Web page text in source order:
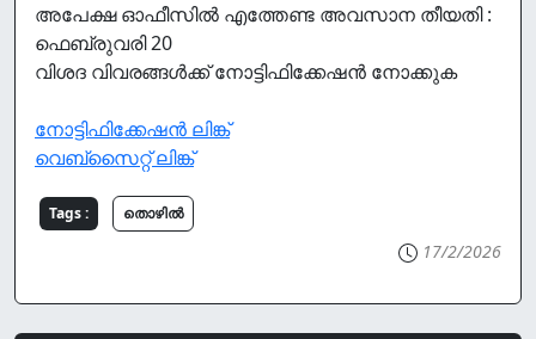
അപേക്ഷ ഓഫീസിൽ എത്തേണ്ട അവസാന തീയതി :
ഫെബ്രുവരി 20
വിശദ വിവരങ്ങൾക്ക് നോട്ടിഫിക്കേഷൻ നോക്കുക
നോട്ടിഫിക്കേഷൻ ലിങ്ക്
വെബ്സൈറ്റ് ലിങ്ക്
Tags : തൊഴില്‍
17/2/2026